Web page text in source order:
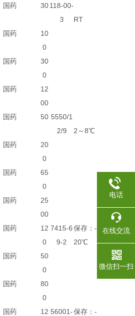
国药 30 118-00-
3
RT
国药
10
0
国药
30
0
国药
12
00
国药 50 5550/1
2/9
2～8℃
国药
20
0
国药
65
0
国药
25
00
国药
12
0
7415-6
9-2
保存：-
20℃
国药
50
0
国药
80
0
国药
12 56001-保存：-
电话
在线交流
微信扫一扫